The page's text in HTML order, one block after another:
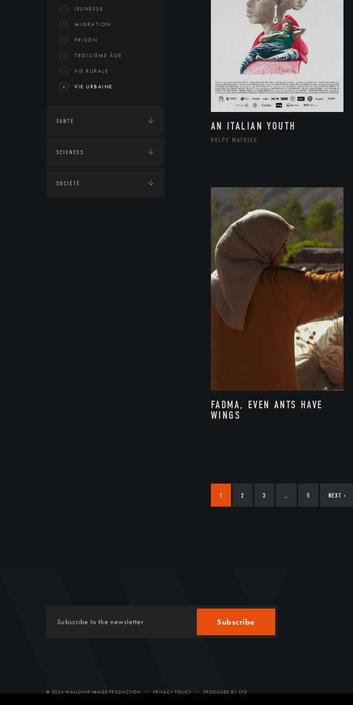
JEUNESSE
MIGRATION
PRISON
TROISIÈME ÂGE
VIE RURALE
VIE URBAINE
SANTÉ
SCIENCES
SOCIÉTÉ
AN ITALIAN YOUTH
VOLPE MATHIEU
FADMA, EVEN ANTS HAVE
WINGS
1 2 3 5 NEXT ›
Subscribe
© 2026 WALLONIE IMAGE PRODUCTION PRIVACY POLICY PRODUCED BY SFD